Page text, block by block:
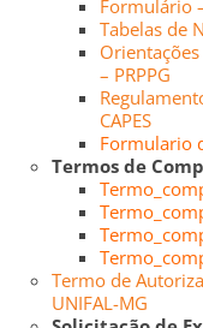
Formulário
Tabelas de
– PRPPG
CAPES
Formulario
Termos de
Termo de
UNIFAL-MG